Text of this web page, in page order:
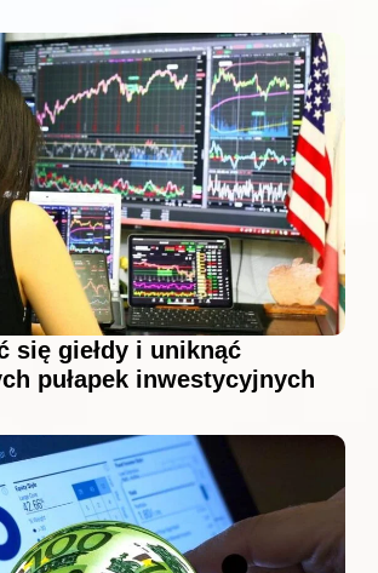
się giełdy i uniknąć
pułapek inwestycyjnych